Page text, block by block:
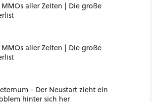
MMOs aller Zeiten | Die große
MMOs aller Zeiten | Die große
- Der Neustart zieht ein
hinter sich her